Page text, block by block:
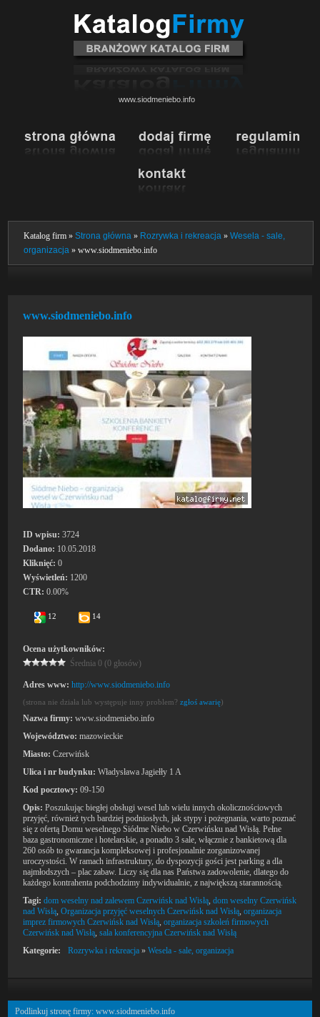
www.siodmeniebo.info
Katalog firm »Strona główna » Rozrywka i rekreacja »Wesela - sale,
organizacja » www.siodmeniebo.info
www.siodmeniebo.info
ID wpisu: 3724
Dodano: 10.05.2018
Kliknięć: 0
Wyświetleń: 1200
CTR: 0.00%
12 14
Ocena użytkowników:
Średnia 0 (0 głosów)
Adres www: http://www.siodmeniebo.info
(strona nie działa lub występuje inny problem?zgłoś awarię)
Nazwa firmy: www.siodmeniebo.info
Województwo: mazowieckie
Miasto: Czerwińsk
Ulica i nr budynku: Władysława Jagiełły 1 A
Kod pocztowy: 09-150
Opis: Poszukując biegłej obsługi wesel lub wielu innych okolicznościowych
przyjęć, również tych bardziej podniosłych, jak stypy i pożegnania, warto poznać
się z ofertą Domu weselnego Siódme Niebo w Czerwińsku nad Wisłą. Pełne
baza gastronomiczne i hotelarskie, a ponadto 3 sale, włącznie z bankietową dla
260 osób to gwarancja kompleksowej i profesjonalnie zorganizowanej
uroczystości. W ramach infrastruktury, do dyspozycji gości jest parking a dla
najmłodszych – plac zabaw. Liczy się dla nas Państwa zadowolenie, dlatego do
każdego kontrahenta podchodzimy indywidualnie, z największą starannością.
Tagi: dom weselny nad zalewem Czerwińsk nad Wisłą,dom weselny Czerwińsk
nad Wisłą,Organizacja przyjęć weselnych Czerwińsk nad Wisłą,organizacja
imprez firmowych Czerwińsk nad Wisłą,organizacja szkoleń firmowych
Czerwińsk nad Wisłą,sala konferencyjna Czerwińsk nad Wisłą
Kategorie:
Rozrywka i rekreacja »Wesela - sale, organizacja
Podlinkuj stronę firmy: www.siodmeniebo.info